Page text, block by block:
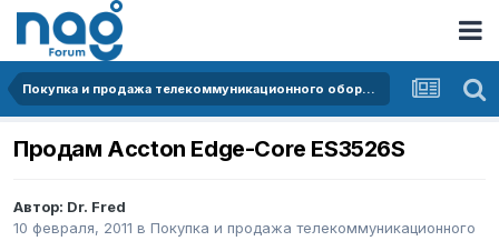
Покупка и продажа телекоммуникационного оборудования
Продам Accton Edge-Core ES3526S
Автор: Dr. Fred
10 февраля, 2011 в Покупка и продажа телекоммуникационного